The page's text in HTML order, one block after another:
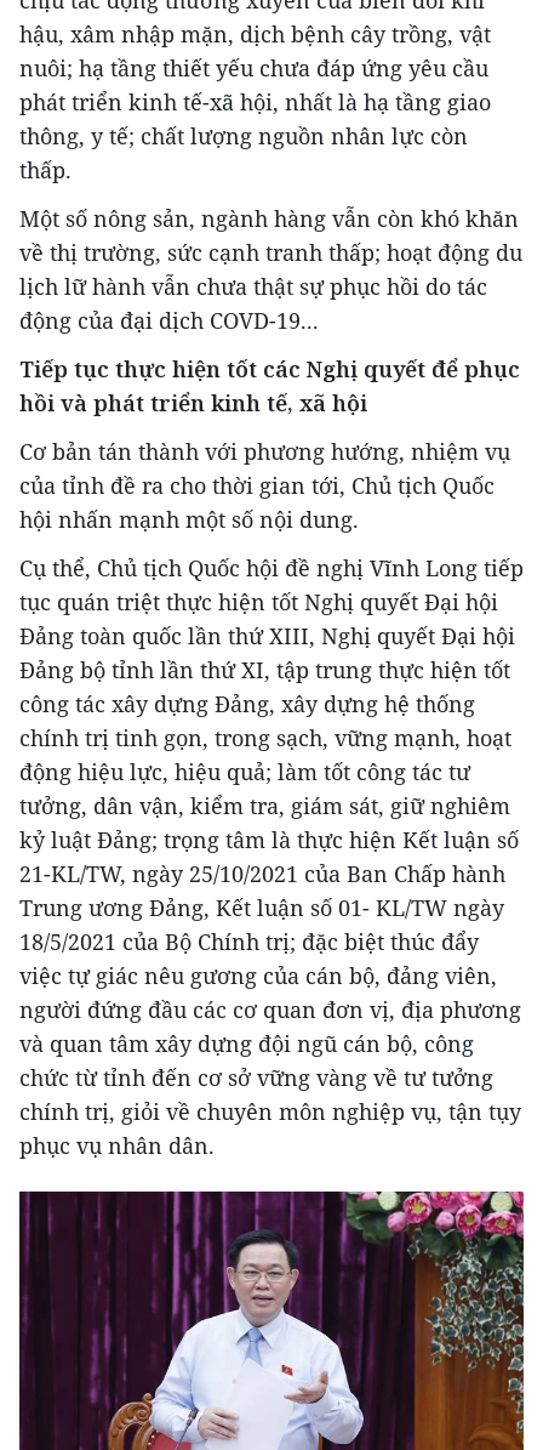
hậu, xâm nhập mặn, dịch bệnh cây trồng, vật
nuôi; hạ tầng thiết yếu chưa đáp ứng yêu cầu
phát triển kinh tế-xã hội, nhất là hạ tầng giao
thông, y tế; chất lượng nguồn nhân lực còn
thấp.
Một số nông sản, ngành hàng vẫn còn khó khăn
về thị trường, sức cạnh tranh thấp; hoạt động du
lịch lữ hành vẫn chưa thật sự phục hồi do tác
động của đại dịch COVD-19...
Tiếp tục thực hiện tốt các Nghị quyết để phục
hồi và phát triển kinh tế, xã hội
Cơ bản tán thành với phương hướng, nhiệm vụ
của tỉnh đề ra cho thời gian tới, Chủ tịch Quốc
hội nhấn mạnh một số nội dung.
Cụ thể, Chủ tịch Quốc hội đề nghị Vĩnh Long tiếp
tục quán triệt thực hiện tốt Nghị quyết Đại hội
Đảng toàn quốc lần thứ XIII, Nghị quyết Đại hội
Đảng bộ tỉnh lần thứ XI, tập trung thực hiện tốt
công tác xây dựng Đảng, xây dựng hệ thống
chính trị tinh gọn, trong sạch, vững mạnh, hoạt
động hiệu lực, hiệu quả; làm tốt công tác tư
tưởng, dân vận, kiểm tra, giám sát, giữ nghiêm
kỷ luật Đảng; trọng tâm là thực hiện Kết luận số
21-KL/TW, ngày 25/10/2021 của Ban Chấp hành
Trung ương Đảng, Kết luận số 01- KL/TW ngày
18/5/2021 của Bộ Chính trị; đặc biệt thúc đẩy
việc tự giác nêu gương của cán bộ, đảng viên,
người đứng đầu các cơ quan đơn vị, địa phương
và quan tâm xây dựng đội ngũ cán bộ, công
chức từ tỉnh đến cơ sở vững vàng về tư tưởng
chính trị, giỏi về chuyên môn nghiệp vụ, tận tụy
phục vụ nhân dân.